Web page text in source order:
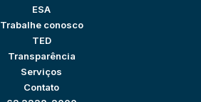
ESA
Trabalhe conosco
TED
Transparência
Serviços
Contato